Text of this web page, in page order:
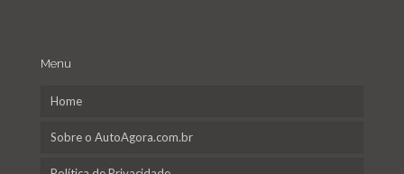
Menu
Home
Sobre o AutoAgora.com.br